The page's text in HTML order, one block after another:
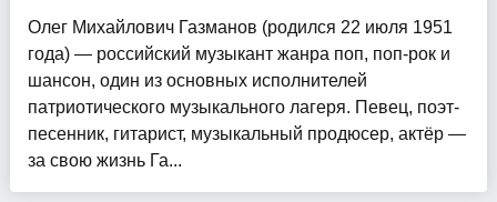
Олег Михайлович Газманов (родился 22 июля 1951
года) — российский музыкант жанра поп, поп-рок и
шансон, один из основных исполнителей
патриотического музыкального лагеря. Певец, поэт-
песенник, гитарист, музыкальный продюсер, актёр —
за свою жизнь Га...